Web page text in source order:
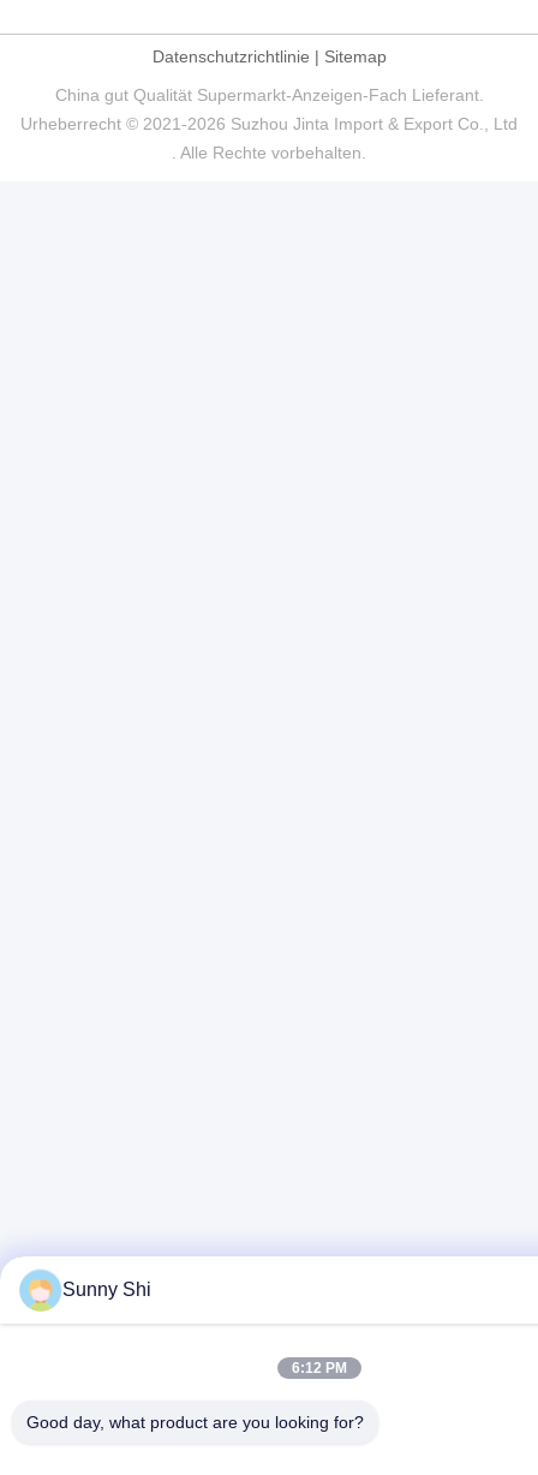
Datenschutzrichtlinie | Sitemap
China gut Qualität Supermarkt-Anzeigen-Fach Lieferant.
Urheberrecht © 2021-2026 Suzhou Jinta Import & Export Co., Ltd
. Alle Rechte vorbehalten.
Sunny Shi
6:12 PM
Good day, what product are you looking for?